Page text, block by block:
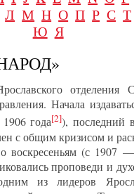
Л М Н О П Р С Т
Ю Я
отделения
Начала
года[2]), последний
с общим кризисом и
воскресеньям (с 1907
проповеди и
из лидеров